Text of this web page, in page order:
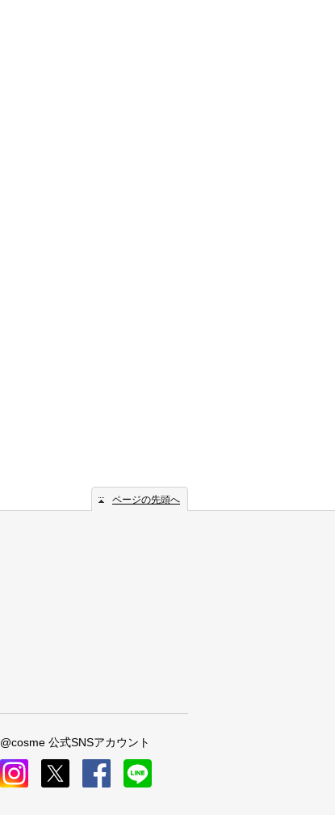
ページの先頭へ
@cosme 公式SNSアカウント